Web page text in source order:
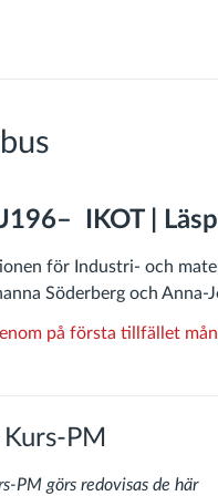
IKOT |
för Industri- och
Söderberg och Anna-
på första tillfället
PM
PM görs redovisas de här